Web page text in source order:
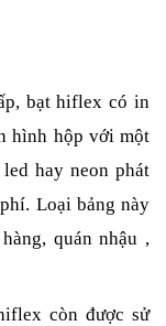
bạt hiflex có in
hình hộp với một
hay neon phát
Loại bảng này
quán nhậu ,
còn được sử